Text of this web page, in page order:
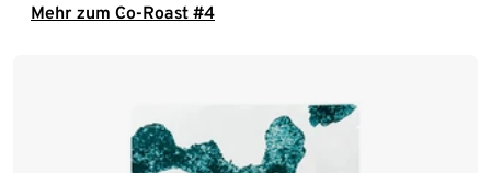
Mehr zum Co-Roast #4